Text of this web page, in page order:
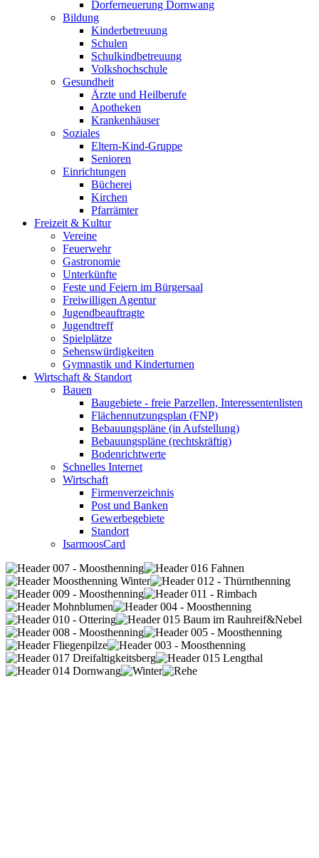
Dorferneuerung Dornwang
Bildung
Kinderbetreuung
Schulen
Schulkindbetreuung
Volkshochschule
Gesundheit
Ärzte und Heilberufe
Apotheken
Krankenhäuser
Soziales
Eltern-Kind-Gruppe
Senioren
Einrichtungen
Bücherei
Kirchen
Pfarrämter
Freizeit & Kultur
Vereine
Feuerwehr
Gastronomie
Unterkünfte
Feste und Feiern im Bürgersaal
Freiwilligen Agentur
Jugendbeauftragte
Jugendtreff
Spielplätze
Sehenswürdigkeiten
Gymnastik und Kinderturnen
Wirtschaft & Standort
Bauen
Baugebiete - freie Parzellen, Interessentenlisten
Flächennutzungsplan (FNP)
Bebauungspläne (in Aufstellung)
Bebauungspläne (rechtskräftig)
Bodenrichtwerte
Schnelles Internet
Wirtschaft
Firmenverzeichnis
Post und Banken
Gewerbegebiete
Standort
IsarmoosCard